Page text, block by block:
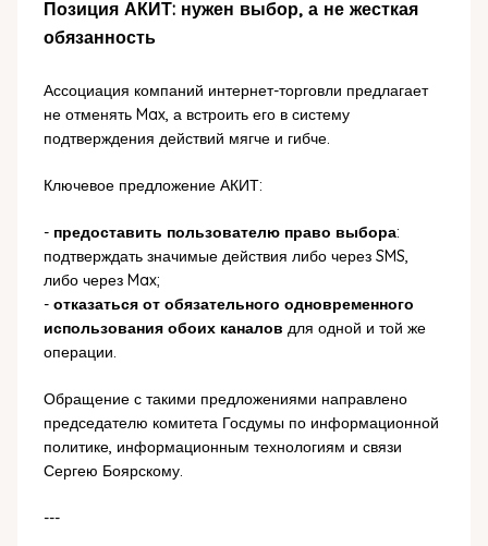
Позиция АКИТ: нужен выбор, а не жесткая
обязанность
Ассоциация компаний интернет-торговли предлагает
не отменять Max, а встроить его в систему
подтверждения действий мягче и гибче.
Ключевое предложение АКИТ:
- предоставить пользователю право выбора:
подтверждать значимые действия либо через SMS,
либо через Max;
- отказаться от обязательного одновременного
использования обоих каналов для одной и той же
операции.
Обращение с такими предложениями направлено
председателю комитета Госдумы по информационной
политике, информационным технологиям и связи
Сергею Боярскому.
---